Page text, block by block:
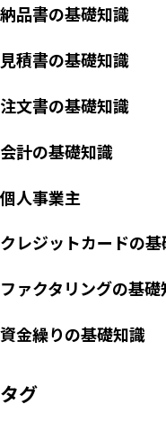
納品書の基礎知識
見積書の基礎知識
注文書の基礎知識
会計の基礎知識
個人事業主
クレジットカードの
ファクタリングの基礎
資金繰りの基礎知識
タグ